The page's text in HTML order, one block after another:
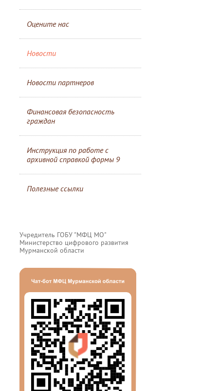
Оцените нас
Новости
Новости партнеров
Финансовая безопасность
граждан
Инструкция по работе с
архивной справкой формы 9
Полезные ссылки
Учредитель ГОБУ "МФЦ МО"
Министерство цифрового развития
Мурманской области